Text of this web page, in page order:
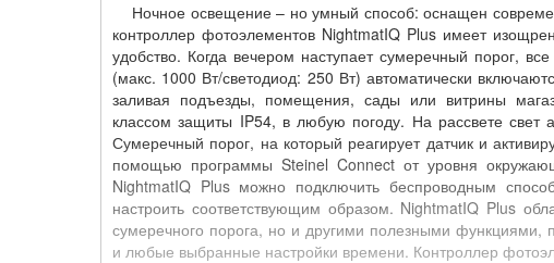
Ночное освещение – но умный способ: оснащен
контроллер фотоэлементов NightmatIQ Plus имеет
удобство. Когда вечером наступает сумеречный порог,
(макс. 1000 Вт/светодиод: 250 Вт) автоматически
заливая подъезды, помещения, сады или витрины
классом защиты IP54, в любую погоду. На рассвете свет
Сумеречный порог, на который реагирует датчик и
помощью программы Steinel Connect от уровня
NightmatIQ Plus можно подключить беспроводным
настроить соответствующим образом. NightmatIQ Plus
сумеречного порога, но и другими полезными
и любые выбранные настройки времени. Контроллер